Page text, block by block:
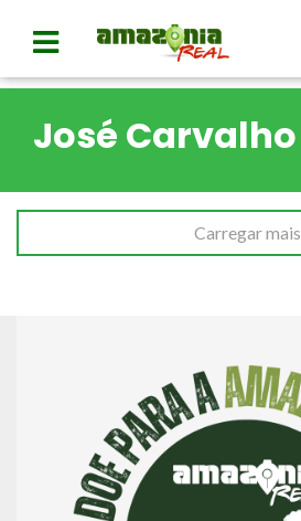
José Carvalho
Carregar mais